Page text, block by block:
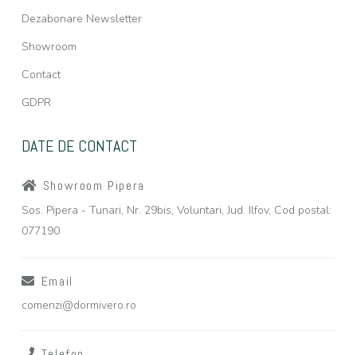
Dezabonare Newsletter
Showroom
Contact
GDPR
DATE DE CONTACT
Showroom Pipera
Sos. Pipera - Tunari, Nr. 29bis, Voluntari, Jud. Ilfov, Cod postal:
077190
Email
comenzi@dormivero.ro